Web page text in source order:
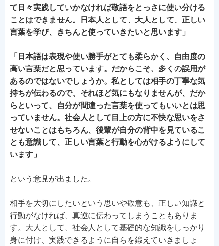
て日々実践していかなければ敬語をとっさに使い分ける
ことはできません。日本人として、大人として、正しい
言葉を学び、きちんと使っていきたいと思います」
「日本語は表現や使い勝手がとても柔らかく、自由度の
高い言葉だと思っています。だからこそ、多くの誤用が
あるのではないでしょうか。私としては相手の丁寧な気
持ちが伝わるので、それほど気にもなりませんが、だか
らといって、自分が間違った言葉を使ってもいいとは思
っていません。社会人として目上の方に不快な思いをさ
せないことはもちろん、後輩が自分の背中を見ているこ
とも意識して、正しい言葉と行動を心がけるようにして
います」
という意見が出ました。
相手を大切にしたいという思いや敬意も、正しい知識と
行動がなければ、真逆に伝わってしまうこともありま
す。大人として、社会人として基礎的な知識をしっかり
身に付け、実践できるように自らを鍛えていきましょ